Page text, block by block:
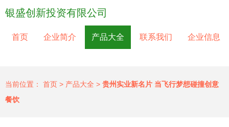
银盛创新投资有限公司
首页 企业简介 产品大全 联系我们 企业信息
当前位置： 首页 > 产品大全 > 贵州实业新名片 当飞行梦想碰撞创意
餐饮